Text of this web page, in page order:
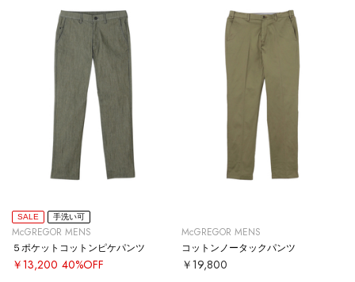
SALE 手洗い可
McGREGOR MENS
５ポケットコットンピケパンツ
￥13,200 40%OFF
McGREGOR MENS
コットンノータックパンツ
￥19,800